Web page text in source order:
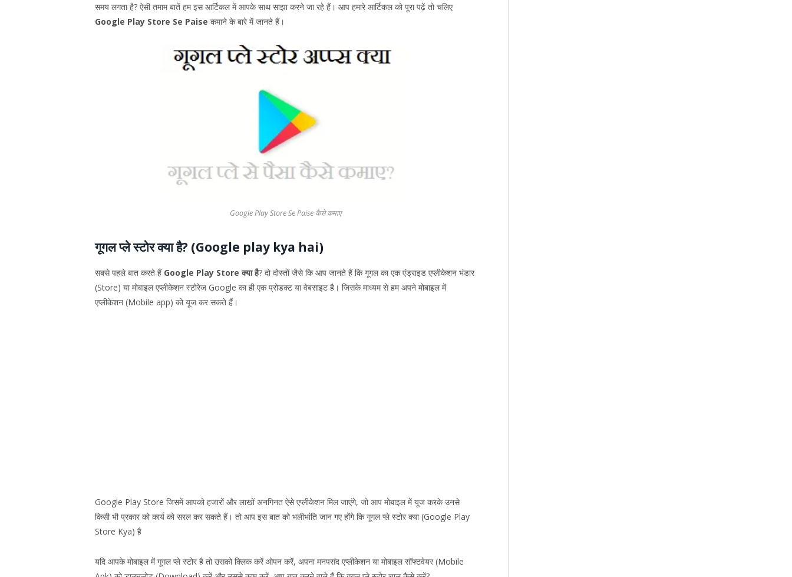
समय लगता है? ऐसी तमाम बातें हम इस आर्टिकल में आपके साथ साझा करने जा रहे हैं। आप हमारे आर्टिकल को पूरा पढ़ें तो चलिए
Google Play Store Se Paise कमाने के बारे में जानते हैं।
Google Play Store Se Paise कैसे कमाए
गूगल प्ले स्टोर क्या है? (Google play kya hai)
सबसे पहले बात करते हैं Google Play Store क्या है? दो दोस्तों जैसे कि आप जानते हैं कि गूगल का एक एंड्राइड एप्लीकेशन भंडार
(Store) या मोबाइल एप्लीकेशन स्टोरेज Google का ही एक प्रोडक्ट या वेबसाइट है। जिसके माध्यम से हम अपने मोबाइल में
एप्लीकेशन (Mobile app) को यूज कर सकते हैं।
Google Play Store जिसमें आपको हजारों और लाखों अनगिनत ऐसे एप्लीकेशन मिल जाएंगे, जो आप मोबाइल में यूज करके उनसे
किसी भी प्रकार को कार्य को सरल कर सकते हैं। तो आप इस बात को भलीभांति जान गए होंगे कि गूगल प्ले स्टोर क्या (Google Play
Store Kya) है
यदि आपके मोबाइल में गूगल प्ले स्टोर है तो उसको क्लिक करें ओपन करें, अपना मनपसंद एप्लीकेशन या मोबाइल सॉफ्टवेयर (Mobile